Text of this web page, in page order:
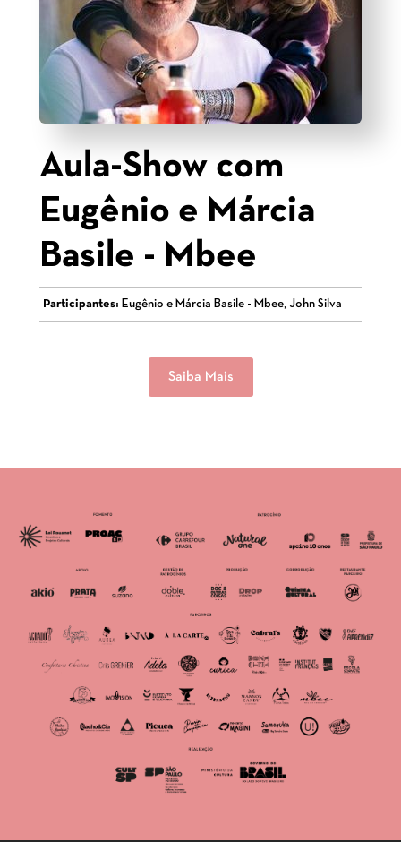
Aula-Show com
Eugênio e Márcia
Basile - Mbee
Participantes: Eugênio e Márcia Basile - Mbee, John Silva
Saiba Mais